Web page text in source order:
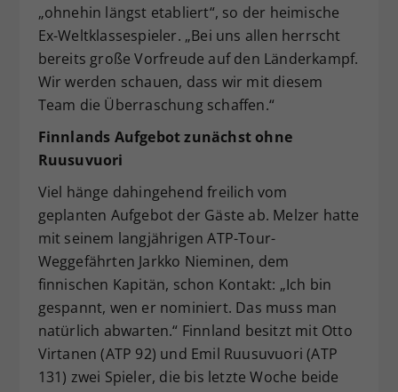
„ohnehin längst etabliert“, so der heimische
Ex-Weltklassespieler. „Bei uns allen herrscht
bereits große Vorfreude auf den Länderkampf.
Wir werden schauen, dass wir mit diesem
Team die Überraschung schaffen.“
Finnlands Aufgebot zunächst ohne
Ruusuvuori
Viel hänge dahingehend freilich vom
geplanten Aufgebot der Gäste ab. Melzer hatte
mit seinem langjährigen ATP-Tour-
Weggefährten Jarkko Nieminen, dem
finnischen Kapitän, schon Kontakt: „Ich bin
gespannt, wen er nominiert. Das muss man
natürlich abwarten.“ Finnland besitzt mit Otto
Virtanen (ATP 92) und Emil Ruusuvuori (ATP
131) zwei Spieler, die bis letzte Woche beide